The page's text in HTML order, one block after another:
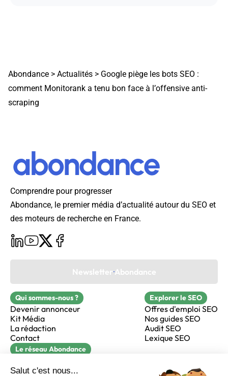
Abondance > Actualités > Google piège les bots SEO :
comment Monitorank a tenu bon face à l’offensive anti-
scraping
Comprendre pour progresser
Abondance, le premier média d’actualité autour du SEO et
des moteurs de recherche en France.
Newsletter Abondance
Qui sommes-nous ?
Devenir annonceur
Kit Média
La rédaction
Contact
Explorer le SEO
Offres d'emploi SEO
Nos guides SEO
Audit SEO
Lexique SEO
Le réseau Abondance
Réacteur